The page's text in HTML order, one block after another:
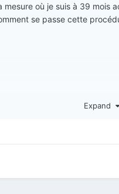
mesure où je suis à 39 mois
se passe cette
Expand